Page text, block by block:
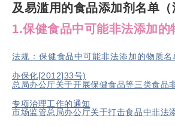
及易滥用的食品添加剂名单（
1.保健食品中可能非法添加的
法规：保健食品中可能非法添加的物质
办保化[2012]33号)
总局办公厅关于开展保健食品等三类食品
专项治理工作的通知
市场监管总局办公厅关于打击食品中非法